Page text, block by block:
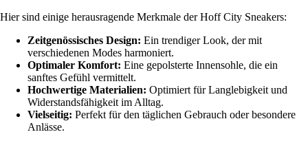
Hier sind einige herausragende Merkmale der Hoff City Sneakers:
Zeitgenössisches Design: Ein trendiger Look, der mit
verschiedenen Modes harmoniert.
Optimaler Komfort: Eine gepolsterte Innensohle, die ein
sanftes Gefühl vermittelt.
Hochwertige Materialien: Optimiert für Langlebigkeit und
Widerstandsfähigkeit im Alltag.
Vielseitig: Perfekt für den täglichen Gebrauch oder besondere
Anlässe.